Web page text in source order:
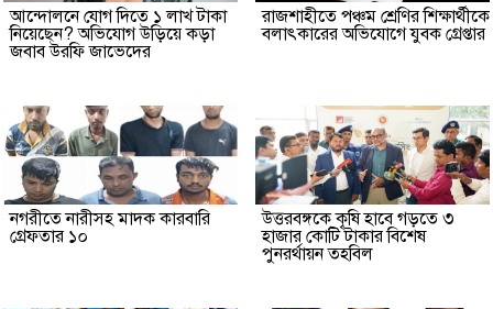
আন্দোলনে যোগ দিতে ১ লাখ টাকা
নিয়েছেন? অভিযোগ উড়িয়ে কড়া
জবাব উরফি জাভেদের
রাজশাহীতে পঞ্চম শ্রেণির শিক্ষার্থীকে
বলাৎকারের অভিযোগে যুবক গ্রেপ্তার
নগরীতে নারীসহ মাদক কারবারি
গ্রেফতার ১০
উত্তরবঙ্গকে কৃষি হাবে গড়তে ৩
হাজার কোটি টাকার বিশেষ
পুনরর্থায়ন তহবিল